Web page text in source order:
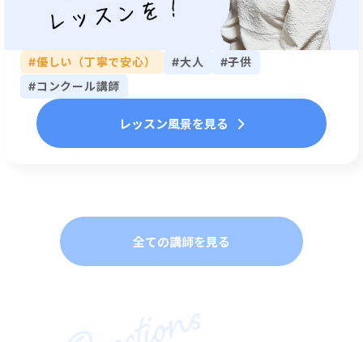
#優しい（丁寧で安心） #大人
#子供
#コンクール講師
レッスン風景を見る
全ての講師を見る